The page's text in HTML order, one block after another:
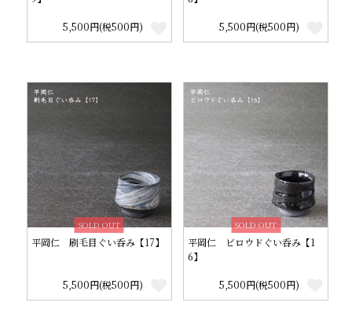
5,500円(税500円) 5,500円(税500円)
SOLD OUT
平岡仁 刷毛目ぐい呑み【17】
5,500円(税500円)
SOLD OUT
平岡仁 ビロウドぐい呑み【1
6】
5,500円(税500円)